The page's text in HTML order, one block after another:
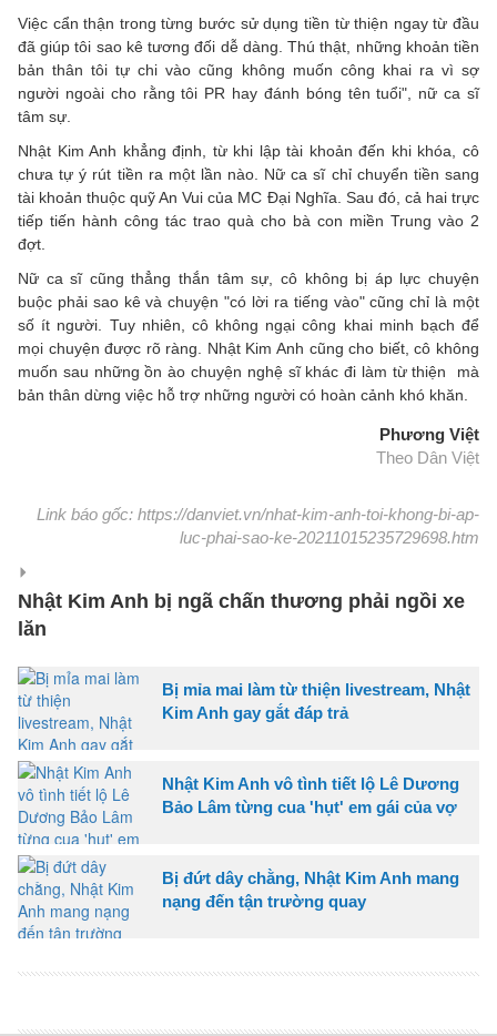
Việc cẩn thận trong từng bước sử dụng tiền từ thiện ngay từ đầu
đã giúp tôi sao kê tương đối dễ dàng. Thú thật, những khoản tiền
bản thân tôi tự chi vào cũng không muốn công khai ra vì sợ
người ngoài cho rằng tôi PR hay đánh bóng tên tuổi", nữ ca sĩ
tâm sự.
Nhật Kim Anh khẳng định, từ khi lập tài khoản đến khi khóa, cô
chưa tự ý rút tiền ra một lần nào. Nữ ca sĩ chỉ chuyển tiền sang
tài khoản thuộc quỹ An Vui của MC Đại Nghĩa. Sau đó, cả hai trực
tiếp tiến hành công tác trao quà cho bà con miền Trung vào 2
đợt.
Nữ ca sĩ cũng thẳng thắn tâm sự, cô không bị áp lực chuyện
buộc phải sao kê và chuyện "có lời ra tiếng vào" cũng chỉ là một
số ít người. Tuy nhiên, cô không ngại công khai minh bạch để
mọi chuyện được rõ ràng. Nhật Kim Anh cũng cho biết, cô không
muốn sau những ồn ào chuyện nghệ sĩ khác đi làm từ thiện mà
bản thân dừng việc hỗ trợ những người có hoàn cảnh khó khăn.
Phương Việt
Theo Dân Việt
Link báo gốc: https://danviet.vn/nhat-kim-anh-toi-khong-bi-ap-
luc-phai-sao-ke-20211015235729698.htm
Nhật Kim Anh bị ngã chấn thương phải ngồi xe
lăn
Bị mỉa mai làm từ thiện livestream, Nhật
Kim Anh gay gắt đáp trả
Nhật Kim Anh vô tình tiết lộ Lê Dương
Bảo Lâm từng cua 'hụt' em gái của vợ
Bị đứt dây chằng, Nhật Kim Anh mang
nạng đến tận trường quay